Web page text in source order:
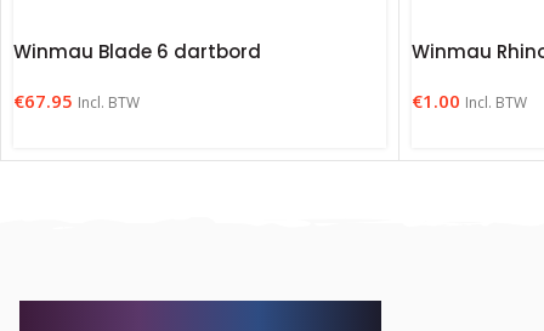
Winmau Blade 6 dartbord
€67.95 Incl. BTW
Winmau
€1.00 Incl. BTW